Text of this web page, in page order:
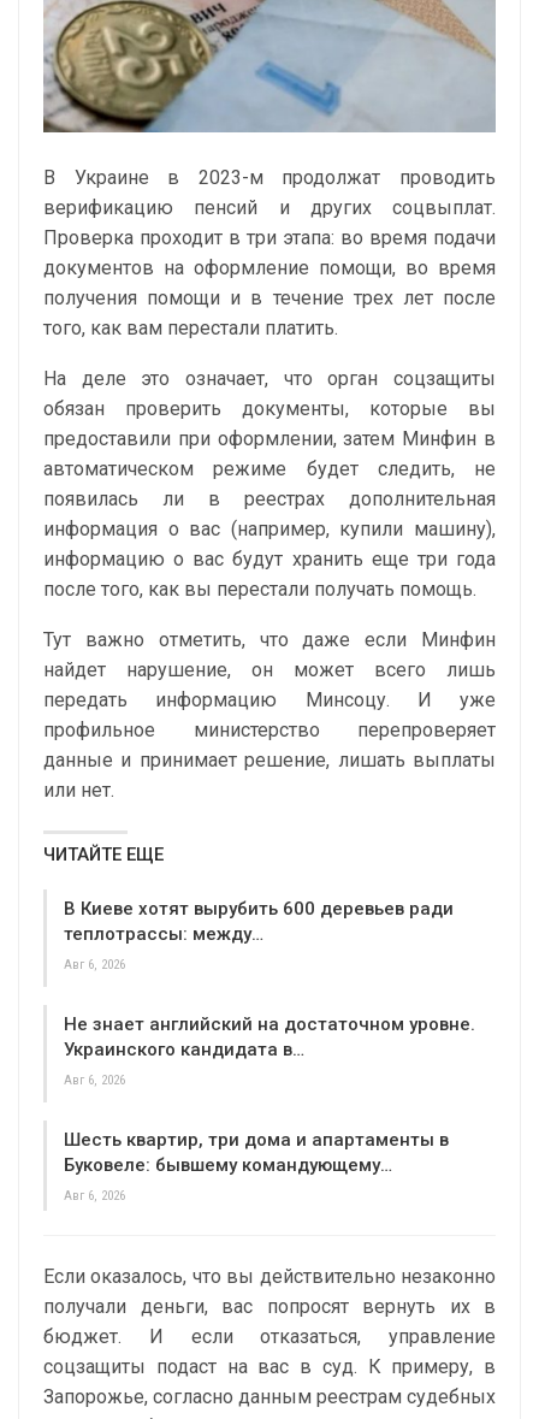
В Украине в 2023-м продолжат проводить
верификацию пенсий и других соцвыплат.
Проверка проходит в три этапа: во время подачи
документов на оформление помощи, во время
получения помощи и в течение трех лет после
того, как вам перестали платить.
На деле это означает, что орган соцзащиты
обязан проверить документы, которые вы
предоставили при оформлении, затем Минфин в
автоматическом режиме будет следить, не
появилась ли в реестрах дополнительная
информация о вас (например, купили машину),
информацию о вас будут хранить еще три года
после того, как вы перестали получать помощь.
Тут важно отметить, что даже если Минфин
найдет нарушение, он может всего лишь
передать информацию Минсоцу. И уже
профильное министерство перепроверяет
данные и принимает решение, лишать выплаты
или нет.
ЧИТАЙТЕ ЕЩЕ
В Киеве хотят вырубить 600 деревьев ради
теплотрассы: между…
Авг 6, 2026
Не знает английский на достаточном уровне.
Украинского кандидата в…
Авг 6, 2026
Шесть квартир, три дома и апартаменты в
Буковеле: бывшему командующему…
Авг 6, 2026
Если оказалось, что вы действительно незаконно
получали деньги, вас попросят вернуть их в
бюджет. И если отказаться, управление
соцзащиты подаст на вас в суд. К примеру, в
Запорожье, согласно данным реестрам судебных